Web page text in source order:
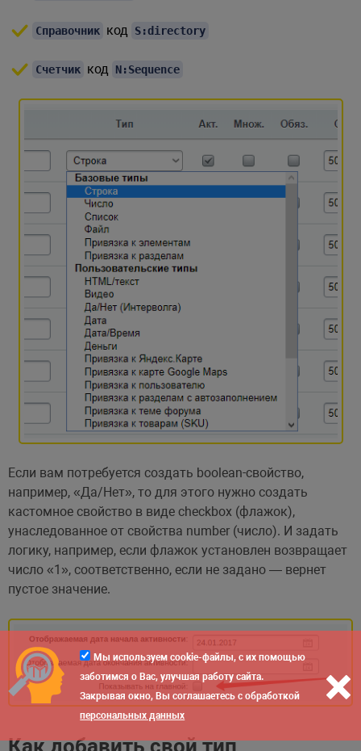
Справочник код S:directory
Счетчик код N:Sequence
Если вам потребуется создать boolean-свойство,
например, «Да/Нет», то для этого нужно создать
кастомное свойство в виде checkbox (флажок),
унаследованное от свойства number (число). И задать
логику, например, если флажок установлен возвращает
число «1», соответственно, если не задано — вернет
пустое значение.
Как добавить свой тип
Мы используем cookie-файлы, с их помощью
заботимся о Вас, улучшая работу сайта.
Закрывая окно, Вы соглашаетесь с обработкой
персональных данных